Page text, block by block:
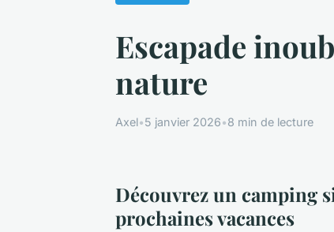
Escapade
nature
Axel•5 janvier 2026•8 min de lecture
Découvrez un camping
prochaines vacances